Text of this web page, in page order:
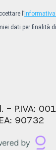
l’informativa
dati per finalità
- P.IVA:
90732